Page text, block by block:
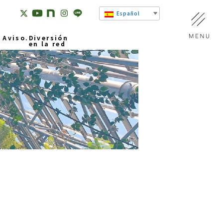
Español
Aviso. Diversión
en la red
Canal Dream Fever
SNS
Jardín Botánico
Virtual
Habitación de
Konomi y Konoha